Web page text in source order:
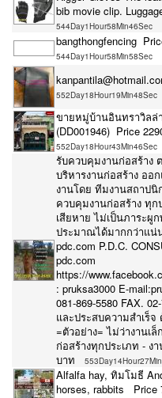
bib movie clip.
544Day1Hour58Min46Sec
bangthongfencing
544Day1Hour58Min58Sec
552Day18Hour19Min48Sec
ขายหมู่บ้านอินทราวิลล่
(DD001946) Price
552Day18Hour43Min46Sec
รับควบคุมงานก่อสร้าง
บริหารงานก่อสร้าง ออ
งานโดย ทีมงานสถาป
ควบคุมงานก่อสร้าง ทุก
เสียหาย ไม่เป็นภาระ
ประมาณได้มากกว่าแน่
pdc.com P.D.C.
pdc.com
https://
: pruksa3000 E-
081-869-5580 FAX.
และประสบความสำเร็
=ตัวอย่าง= ไม่ว่างานเ
ก่อสร้างทุกประเภท -
บาท
Alfalfa hay, ทิมโมธี
horses, rabbits Price